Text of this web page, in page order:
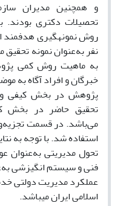
و همچنین مدیران
تحصیلات دکتری بودند.
نفر به‌عنوان نمونه
به ماهیت روش کمی
خبرگان و افراد آگاه به
پژوهش در بخش کیفی و
تحقیق حاضر در بخش
می‌باشد. در قسمت
استفاده شد. با توجه به
تحول مدیریتی به‌عنوان
فنی و سیستم انگیزشی
عملکرد مدیریت دولتی
اسلامی ایران می­باشد.